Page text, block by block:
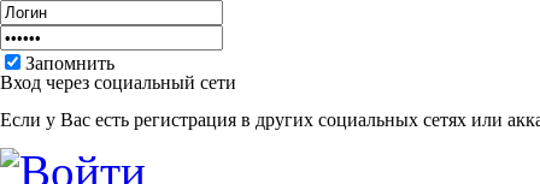
Запомнить
Вход через социальный сети
Если у Вас есть регистрация в других социальных сетях или